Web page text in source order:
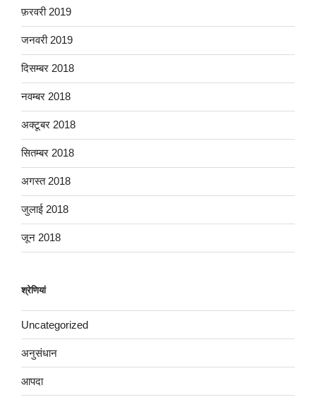
फ़रवरी 2019
जनवरी 2019
दिसम्बर 2018
नवम्बर 2018
अक्टूबर 2018
सितम्बर 2018
अगस्त 2018
जुलाई 2018
जून 2018
श्रेणियां
Uncategorized
अनुसंधान
आपदा